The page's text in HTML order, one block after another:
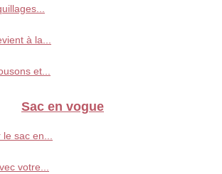
à la...
et...
Sac en vogue
le sac en...
votre...